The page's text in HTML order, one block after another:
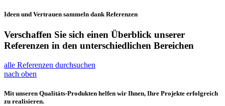
Ideen und Vertrauen sammeln dank Referenzen
Verschaffen Sie sich einen Überblick unserer
Referenzen in den unterschiedlichen Bereichen
alle Referenzen durchsuchen
nach oben
Mit unseren Qualitäts-Produkten helfen wir Ihnen, Ihre Projekte erfolgreich
zu realisieren.